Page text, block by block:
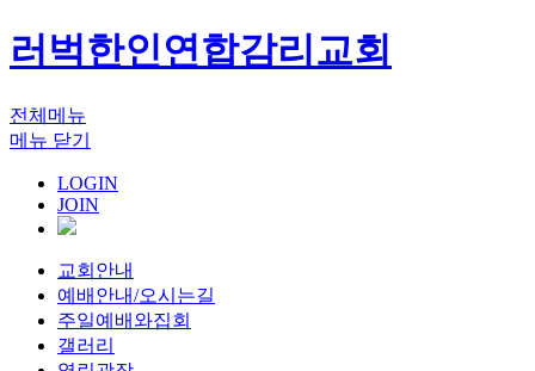
러벅한인연합감리교회
전체메뉴
메뉴 닫기
LOGIN
JOIN
교회안내
예배안내/오시는길
주일예배와집회
갤러리